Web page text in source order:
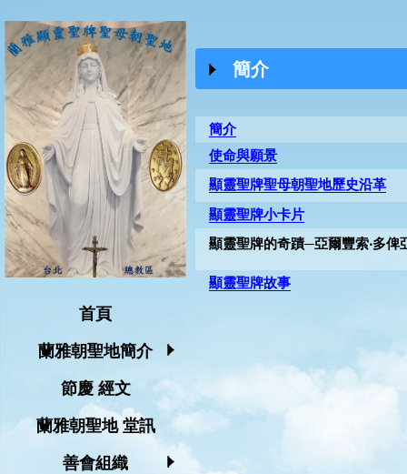
首頁
蘭雅朝聖地簡介
節慶 經文
蘭雅朝聖地 堂訊
善會組織
簡介
簡介
使命與願景
顯靈聖牌聖母朝聖地歷史沿革
顯靈聖牌小卡片
顯靈聖牌的奇蹟─亞爾豐索‧多俾
顯靈聖牌故事